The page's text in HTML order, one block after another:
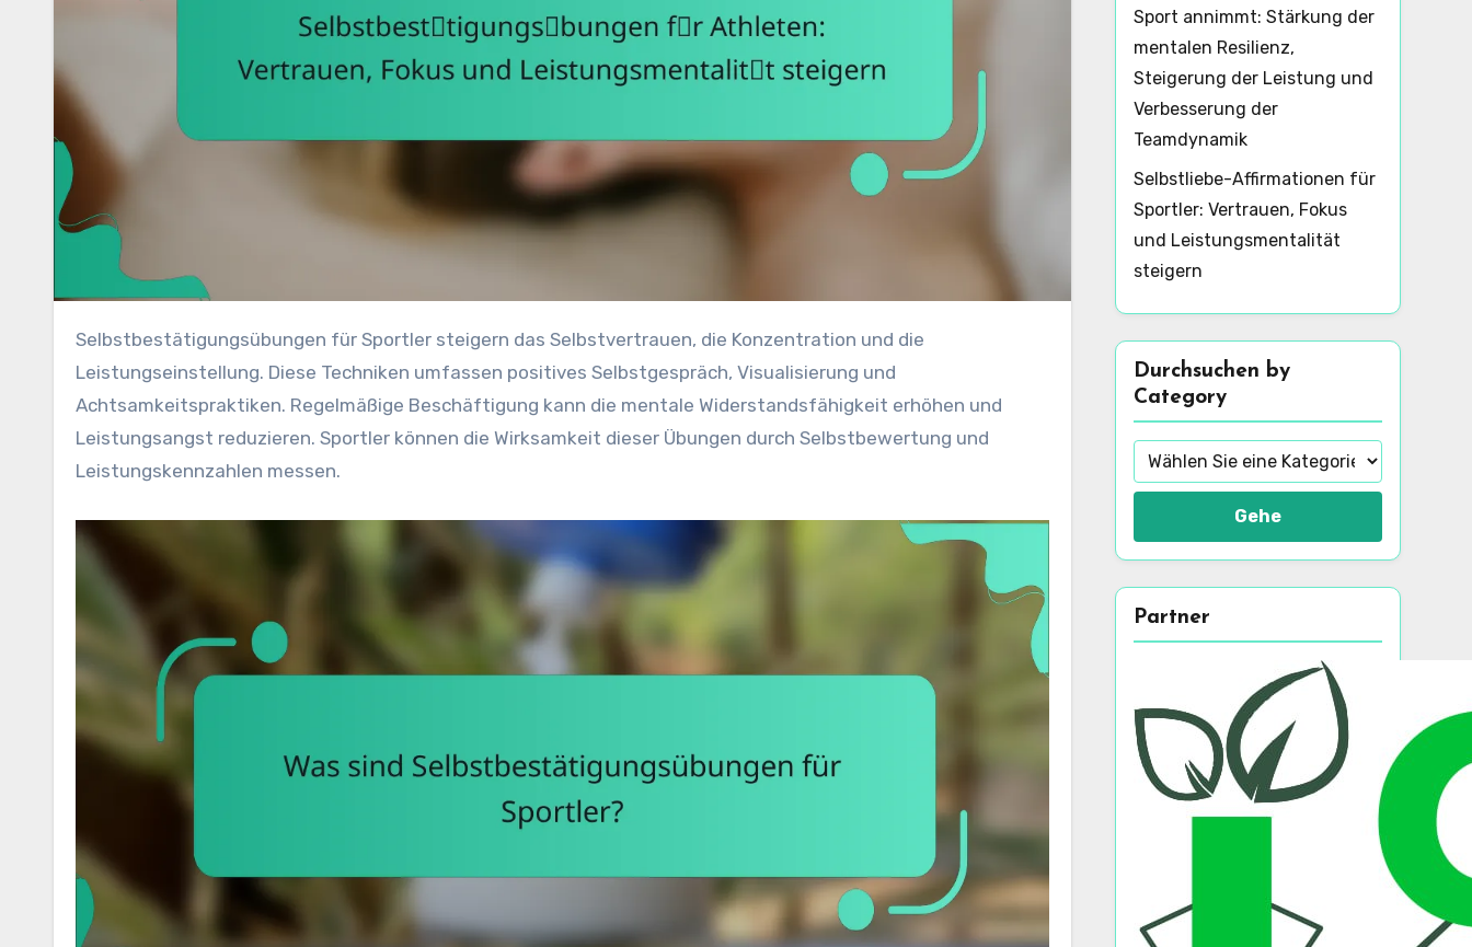
Selbstbestätigungsübungen für Sportler steigern das Selbstvertrauen, die Konzentration und die
Leistungseinstellung. Diese Techniken umfassen positives Selbstgespräch, Visualisierung und
Achtsamkeitspraktiken. Regelmäßige Beschäftigung kann die mentale Widerstandsfähigkeit erhöhen und
Leistungsangst reduzieren. Sportler können die Wirksamkeit dieser Übungen durch Selbstbewertung und
Leistungskennzahlen messen.
Sport annimmt: Stärkung der
mentalen Resilienz,
Steigerung der Leistung und
Verbesserung der
Teamdynamik
Selbstliebe-Affirmationen für
Sportler: Vertrauen, Fokus
und Leistungsmentalität
steigern
Durchsuchen by
Category
Gehe
Partner